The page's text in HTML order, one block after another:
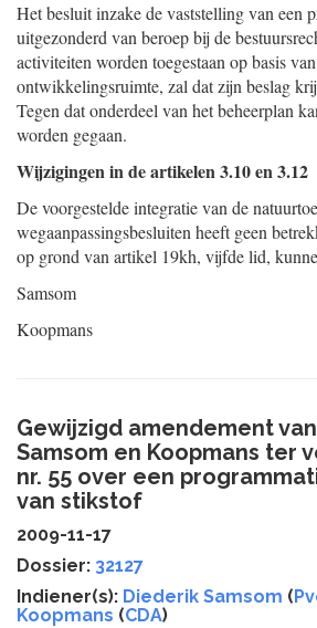
Het besluit inzake de vaststelling van een
uitgezonderd van beroep bij de
activiteiten worden toegestaan op basis
ontwikkelingsruimte, zal dat zijn beslag
Tegen dat onderdeel van het beheerplan
worden gegaan.
Wijzigingen in de artikelen 3.10 en 3.12
De voorgestelde integratie van de
wegaanpassingsbesluiten heeft geen
op grond van artikel 19kh, vijfde lid,
Samsom
Koopmans
Gewijzigd amendement
Samsom en Koopmans ter
nr. 55 over een
van stikstof
2009-11-17
Dossier: 32127
Indiener(s): Diederik Samsom (
Koopmans (CDA)